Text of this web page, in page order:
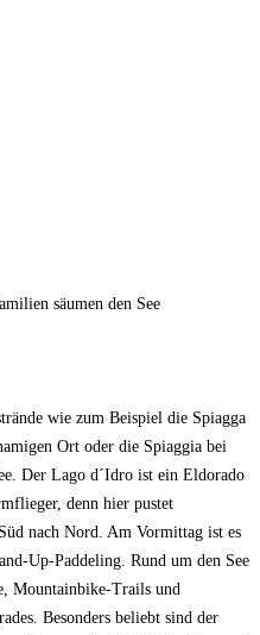
säumen den See
wie zum Beispiel die Spiagga
Ort oder die Spiaggia bei
Der Lago d´Idro ist ein Eldorado
denn hier pustet
nach Nord. Am Vormittag ist es
Up-Paddeling. Rund um den See
Mountainbike-Trails und
Besonders beliebt sind der